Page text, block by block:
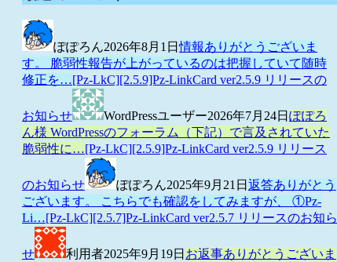
ぽぽろん2026年8月1日情報ありがとうございま
す。 脆弱性報告が上がっているのは把握していて随時
修正を…[Pz-LkC][2.5.9]Pz-LinkCard ver2.5.9 リリースの
お知らせ WordPressユーザー2026年7月24日 ぽぽろ
ん様 WordPressのフォーラム（下記）で言及されていた
脆弱性に…[Pz-LkC][2.5.9]Pz-LinkCard ver2.5.9 リリース
のお知らせ ぽぽろん2025年9月21日 返答ありがとう
ございます。 こちらでも確認をしてみますが、 ①Pz-
Li…[Pz-LkC][2.5.7]Pz-LinkCard ver2.5.7 リリースのお知ら
せ 利用者2025年9月19日 お返事ありがとうございま